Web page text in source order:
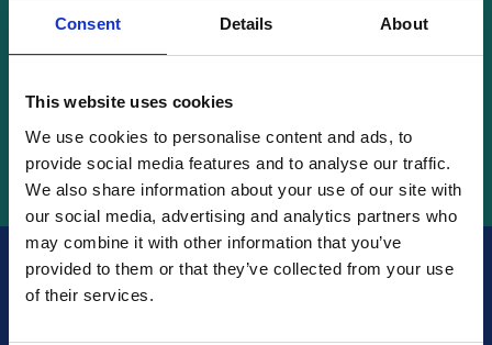
Consent Details About
This website uses cookies
We use cookies to personalise content and ads, to
provide social media features and to analyse our traffic.
We also share information about your use of our site with
our social media, advertising and analytics partners who
may combine it with other information that you’ve
provided to them or that they’ve collected from your use
of their services.